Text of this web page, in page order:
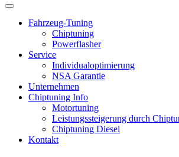
Fahrzeug-Tuning
Chiptuning
Powerflasher
Service
Individualoptimierung
NSA Garantie
Unternehmen
Chiptuning Info
Motortuning
Leistungssteigerung durch
Chiptuning Diesel
Kontakt